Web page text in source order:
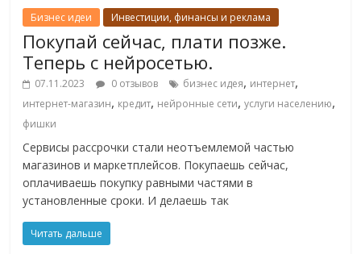
Бизнес идеи Инвестиции, финансы и реклама
Покупай сейчас, плати позже.
Теперь с нейросетью.
07.11.2023 0 отзывов бизнес идея, интернет,
интернет-магазин, кредит, нейронные сети,услуги населению,
фишки
Сервисы рассрочки стали неотъемлемой частью
магазинов и маркетплейсов. Покупаешь сейчас,
оплачиваешь покупку равными частями в
установленные сроки. И делаешь так
Читать дальше